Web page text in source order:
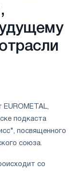
подкаста
посвященного
союза.
со